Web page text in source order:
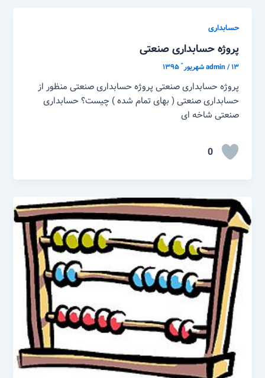
حسابداری
پروژه حسابداری صنعتی
admin/۱۳ شهریور ّ ۱۳۹۵
پروژه حسابداری صنعتی پروژه حسابداری صنعتی منظور از
حسابداری صنعتی ( بهای تمام شده ) چیست؟ حسابداری
صنعتی شاخه ای
0